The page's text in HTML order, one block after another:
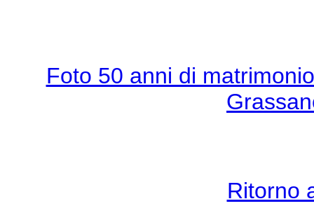
Foto 50 anni di
Ritorno